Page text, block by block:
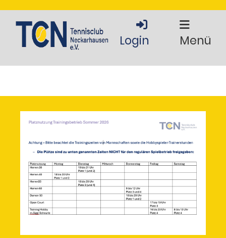
Login Menü